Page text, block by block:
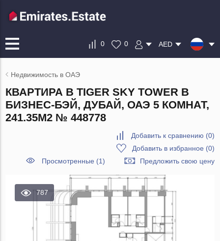
0 0 AED
Недвижимость в ОАЭ
КВАРТИРА В TIGER SKY TOWER В
БИЗНЕС-БЭЙ, ДУБАЙ, ОАЭ 5 КОМНАТ,
241.35М2 № 448778
Добавить к сравнению (0)
Добавить в избранное (0)
Просмотренные (1)
Предложить свою цену
787